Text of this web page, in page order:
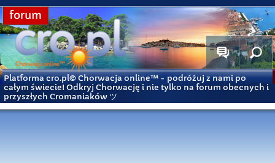
forum
Platforma cro.pl© Chorwacja online™ - podróżuj z nami po
całym świecie! Odkryj Chorwację i nie tylko na forum obecnych i
przyszłych Cromaniaków ツ